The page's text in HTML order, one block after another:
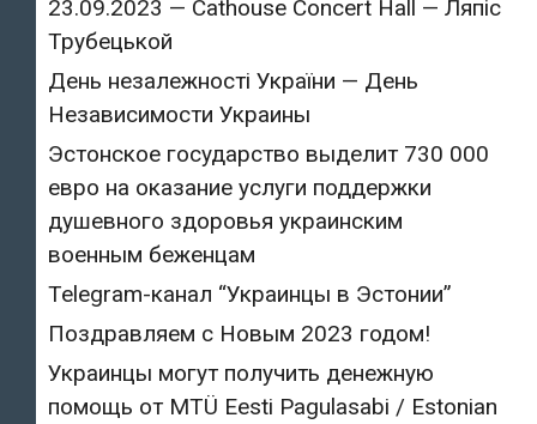
23.09.2023 — Cathouse Concert Hall — Ляпіс
Трубецькой
День незалежності України — День
Независимости Украины
Эстонское государство выделит 730 000
евро на оказание услуги поддержки
душевного здоровья украинским
военным беженцам
Telegram-канал “Украинцы в Эстонии”
Поздравляем с Новым 2023 годом!
Украинцы могут получить денежную
помощь от MTÜ Eesti Pagulasabi / Estonian